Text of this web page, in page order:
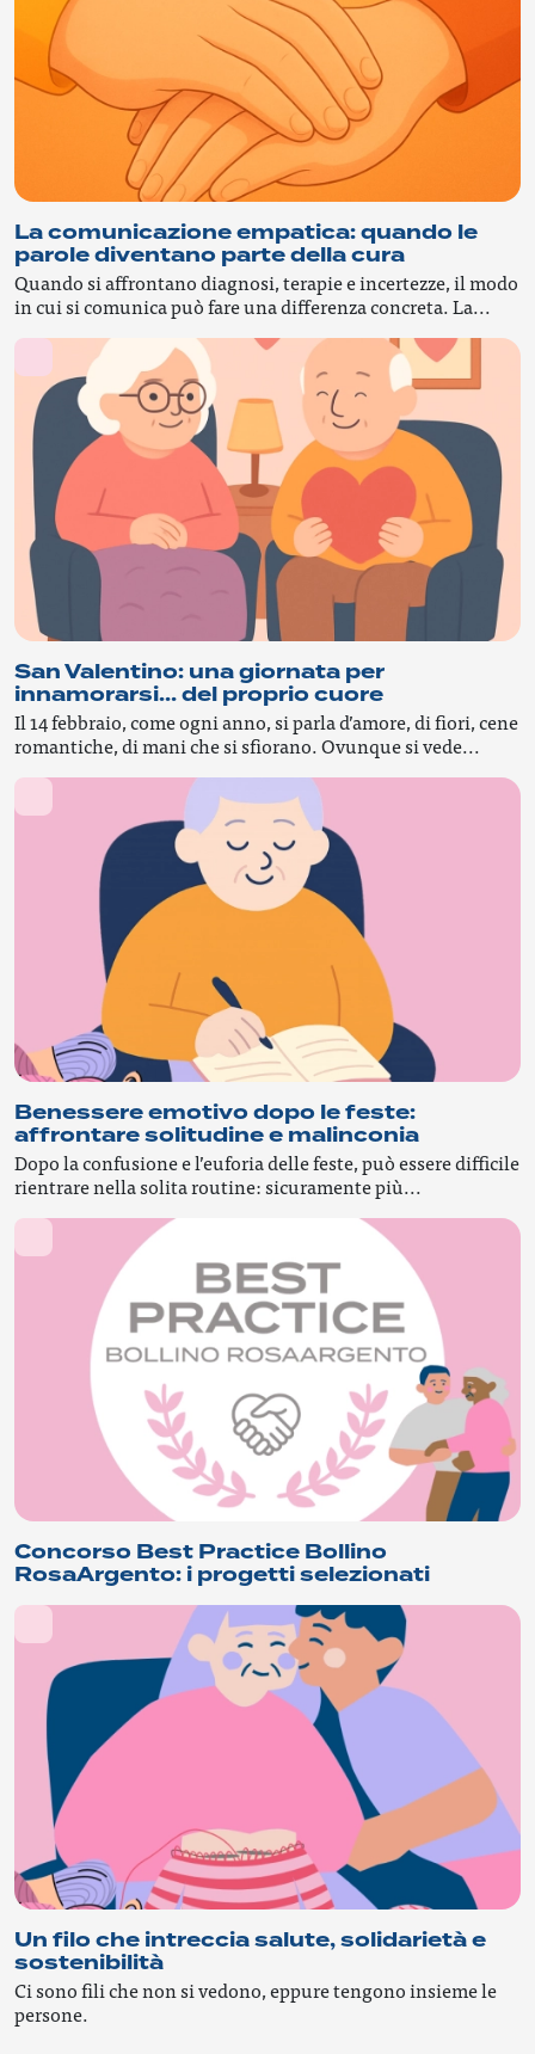
La comunicazione empatica: quando le
parole diventano parte della cura
Quando si affrontano diagnosi, terapie e incertezze, il modo
in cui si comunica può fare una differenza concreta. La...
San Valentino: una giornata per
innamorarsi… del proprio cuore
Il 14 febbraio, come ogni anno, si parla d’amore, di fiori, cene
romantiche, di mani che si sfiorano. Ovunque si vede...
Benessere emotivo dopo le feste:
affrontare solitudine e malinconia
Dopo la confusione e l’euforia delle feste, può essere difficile
rientrare nella solita routine: sicuramente più...
Concorso Best Practice Bollino
RosaArgento: i progetti selezionati
Un filo che intreccia salute, solidarietà e
sostenibilità
Ci sono fili che non si vedono, eppure tengono insieme le
persone.